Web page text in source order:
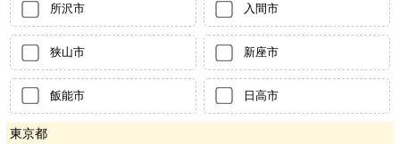
所沢市 入間市
狭山市 新座市
飯能市 日高市
東京都